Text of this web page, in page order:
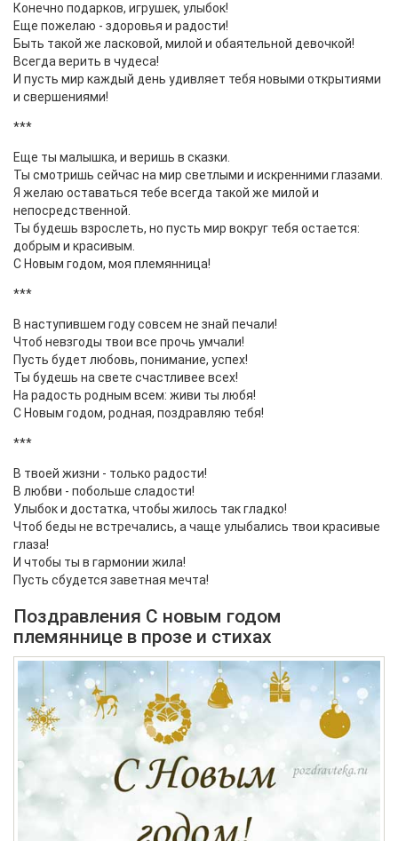
Конечно подарков, игрушек, улыбок!
Еще пожелаю - здоровья и радости!
Быть такой же ласковой, милой и обаятельной девочкой!
Всегда верить в чудеса!
И пусть мир каждый день удивляет тебя новыми открытиями
и свершениями!
***
Еще ты малышка, и веришь в сказки.
Ты смотришь сейчас на мир светлыми и искренними глазами.
Я желаю оставаться тебе всегда такой же милой и
непосредственной.
Ты будешь взрослеть, но пусть мир вокруг тебя остается:
добрым и красивым.
С Новым годом, моя племянница!
***
В наступившем году совсем не знай печали!
Чтоб невзгоды твои все прочь умчали!
Пусть будет любовь, понимание, успех!
Ты будешь на свете счастливее всех!
На радость родным всем: живи ты любя!
С Новым годом, родная, поздравляю тебя!
***
В твоей жизни - только радости!
В любви - побольше сладости!
Улыбок и достатка, чтобы жилось так гладко!
Чтоб беды не встречались, а чаще улыбались твои красивые
глаза!
И чтобы ты в гармонии жила!
Пусть сбудется заветная мечта!
Поздравления С новым годом
племяннице в прозе и стихах